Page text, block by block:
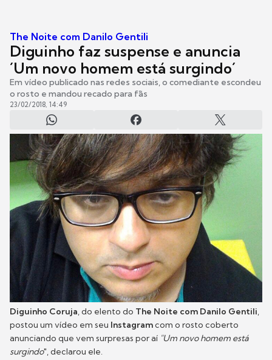
The Noite com Danilo Gentili
Diguinho faz suspense e anuncia
´Um novo homem está surgindo´
Em vídeo publicado nas redes sociais, o comediante escondeu
o rosto e mandou recado para fãs
23/02/2018, 14:49
Diguinho Coruja, do elento do The Noite com Danilo Gentili,
postou um vídeo em seu Instagramcom o rosto coberto
anunciando que vem surpresas por aí "Um novo homem está
surgindo", declarou ele.